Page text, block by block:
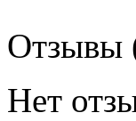
Отзывы
Нет